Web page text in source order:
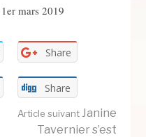
1er mars 2019
Share
Share
Article suivantJanine
Tavernier s’est